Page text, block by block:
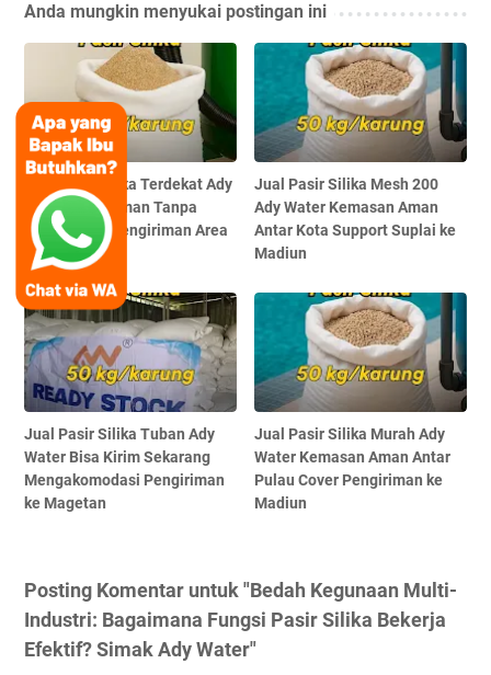
Anda mungkin menyukai postingan ini
Jual Pasir Silika Terdekat Ady
Water Pengiriman Tanpa
Delay Cover Pengiriman Area
Magelang
Jual Pasir Silika Mesh 200
Ady Water Kemasan Aman
Antar Kota Support Suplai ke
Madiun
Jual Pasir Silika Tuban Ady
Water Bisa Kirim Sekarang
Mengakomodasi Pengiriman
ke Magetan
Jual Pasir Silika Murah Ady
Water Kemasan Aman Antar
Pulau Cover Pengiriman ke
Madiun
Posting Komentar untuk "Bedah Kegunaan Multi-
Industri: Bagaimana Fungsi Pasir Silika Bekerja
Efektif? Simak Ady Water"